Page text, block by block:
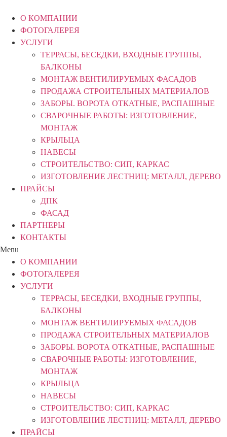
содержимому
О КОМПАНИИ
ФОТОГАЛЕРЕЯ
УСЛУГИ
ТЕРРАСЫ, БЕСЕДКИ, ВХОДНЫЕ ГРУППЫ,
БАЛКОНЫ
МОНТАЖ ВЕНТИЛИРУЕМЫХ ФАСАДОВ
ПРОДАЖА СТРОИТЕЛЬНЫХ МАТЕРИАЛОВ
ЗАБОРЫ. ВОРОТА ОТКАТНЫЕ, РАСПАШНЫЕ
СВАРОЧНЫЕ РАБОТЫ: ИЗГОТОВЛЕНИЕ,
МОНТАЖ
КРЫЛЬЦА
НАВЕСЫ
СТРОИТЕЛЬСТВО: СИП, КАРКАС
ИЗГОТОВЛЕНИЕ ЛЕСТНИЦ: МЕТАЛЛ, ДЕРЕВО
ПРАЙСЫ
ДПК
ФАСАД
ПАРТНЕРЫ
КОНТАКТЫ
Menu
О КОМПАНИИ
ФОТОГАЛЕРЕЯ
УСЛУГИ
ТЕРРАСЫ, БЕСЕДКИ, ВХОДНЫЕ ГРУППЫ,
БАЛКОНЫ
МОНТАЖ ВЕНТИЛИРУЕМЫХ ФАСАДОВ
ПРОДАЖА СТРОИТЕЛЬНЫХ МАТЕРИАЛОВ
ЗАБОРЫ. ВОРОТА ОТКАТНЫЕ, РАСПАШНЫЕ
СВАРОЧНЫЕ РАБОТЫ: ИЗГОТОВЛЕНИЕ,
МОНТАЖ
КРЫЛЬЦА
НАВЕСЫ
СТРОИТЕЛЬСТВО: СИП, КАРКАС
ИЗГОТОВЛЕНИЕ ЛЕСТНИЦ: МЕТАЛЛ, ДЕРЕВО
ПРАЙСЫ